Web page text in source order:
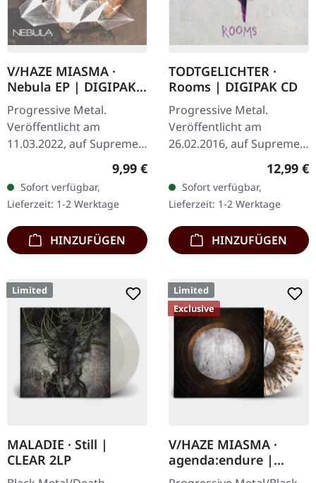
V/HAZE MIASMA ·
Nebula EP | DIGIPAK
CD
Progressive Metal.
Veröffentlicht am
11.03.2022, auf Supreme
Chaos Records. Limitierte
DigiPak-Auflage von nur
300 handnummerierten
Exemplaren!…
Regulärer Preis:
9,99 €
Sofort verfügbar,
Lieferzeit: 1-2 Werktage
HINZUFÜGEN
TODTGELICHTER ·
Rooms | DIGIPAK CD
Progressive Metal.
Veröffentlicht am
26.02.2016, auf Supreme
Chaos Records. Limitierte
Hinreißender Avantgarde
Black Metal mit…
12,99 €
Sofort verfügbar,
Lieferzeit: 1-2 Werktage
HINZUFÜGEN
Limited
MALADIE · Still |
CLEAR 2LP
Limited
Exclusive
V/HAZE MIASMA ·
agenda:endure |
SPLATTER LP